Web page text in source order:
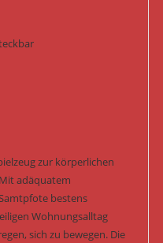
zur körperlichen
adäquatem
bestens
Wohnungsalltag
sich zu bewegen. Die